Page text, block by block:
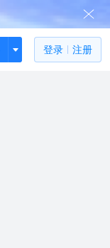
登录 注册